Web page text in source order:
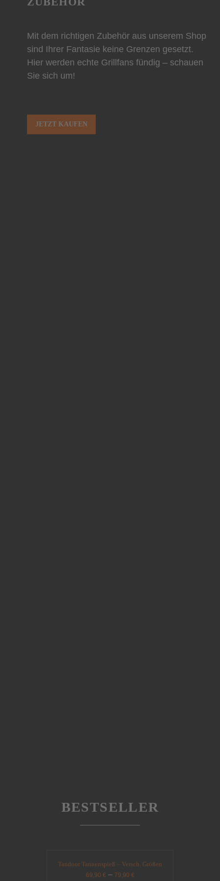
Mit dem richtigen Zubehör aus unserem Shop
sind Ihrer Fantasie keine Grenzen gesetzt.
Hier werden echte Grillfans fündig – schauen
Sie sich um!
JETZT KAUFEN
BESTSELLER
Tandoor Tannenspieß – Versch. Größen
69,90 € – 79,90 €